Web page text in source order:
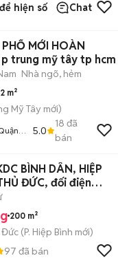
hiện số Chat
MỚI HOÀN
p trung mỹ tây tp hcm
Nhà ngõ, hẻm
m²
Mỹ Tây mới)
5.0
18 đã
bán
BÌNH DÂN, HIỆP
ĐỨC, đối điện
200 m²
Đức (P. Hiệp Bình mới)
97 đã bán